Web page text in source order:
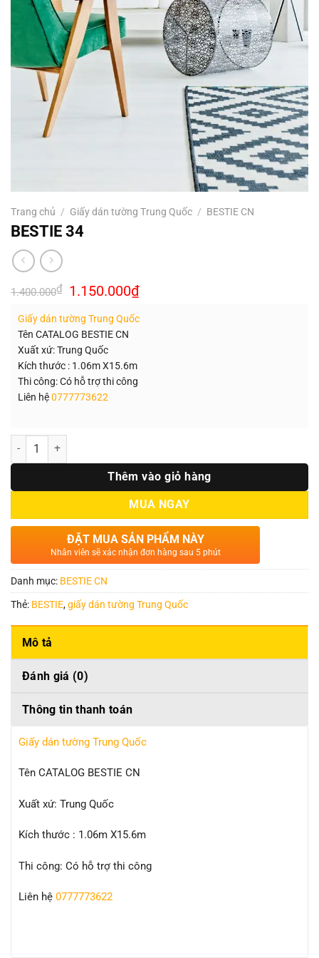
Trang chủ / Giấy dán tường Trung Quốc / BESTIE CN
BESTIE 34
1.400.000₫ Giá
gốc
1.400.000₫.
1.150.000₫Giá
hiện
là:
Giấy dán tường Trung Quốc
Tên CATALOG BESTIE CN
Xuất xứ: Trung Quốc
Kích thước : 1.06m X15.6m
Thi công: Có hỗ trợ thi công
Liên hệ0777773622
Số lượng
Thêm vào giỏ hàng
MUA NGAY
ĐẶT MUA SẢN PHẨM NÀY
Nhân viên sẽ xác nhận đơn hàng sau 5 phút
Danh mục: BESTIE CN
Thẻ: BESTIE,giấy dán tường Trung Quốc
Mô tả
Đánh giá (0)
Thông tin thanh toán
Giấy dán tường Trung Quốc
Tên CATALOG BESTIE CN
Xuất xứ: Trung Quốc
Kích thước : 1.06m X15.6m
Thi công: Có hỗ trợ thi công
Liên hệ 0777773622